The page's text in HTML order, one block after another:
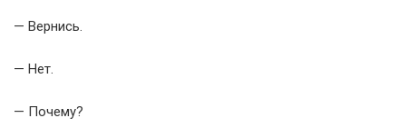
— Вернись.
— Нет.
— Почему?